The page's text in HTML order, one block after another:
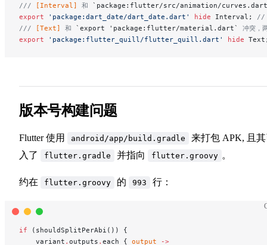
///
[Interval] 和 `package:flutter/src/animation/
export 'package:dart_date/dart_date.dart' hide Interval; //
///
[Text] 和 `export 'package:flutter/material.dart`
冲突，
export 'package:flutter_quill/flutter_quill.dart' hide
版本号构建问题
Flutter 使用 android/app/build.gradle
来打包 APK, 且
入了
flutter.gradle 并指向 flutter.groovy 。
约在 flutter.groovy 的 993 行：
if (shouldSplitPerAbi()) {
    variant
. outputs . each { output ->